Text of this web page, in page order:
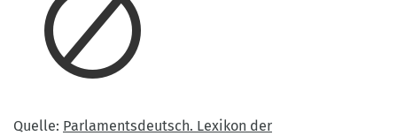
Quelle: Parlamentsdeutsch. Lexikon der